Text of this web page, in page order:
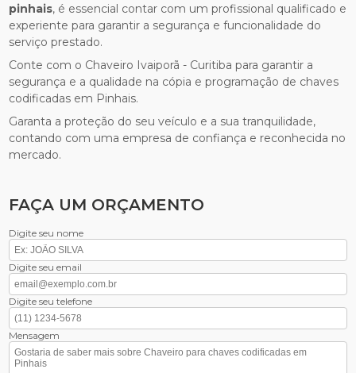
pinhais, é essencial contar com um profissional qualificado e
experiente para garantir a segurança e funcionalidade do
serviço prestado.
Conte com o Chaveiro Ivaiporã - Curitiba para garantir a
segurança e a qualidade na cópia e programação de chaves
codificadas em Pinhais.
Garanta a proteção do seu veículo e a sua tranquilidade,
contando com uma empresa de confiança e reconhecida no
mercado.
FAÇA UM ORÇAMENTO
Digite seu nome
Digite seu email
Digite seu telefone
Mensagem